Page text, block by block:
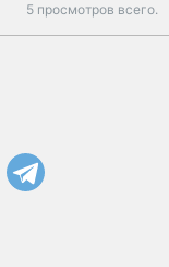
5 просмотров всего.